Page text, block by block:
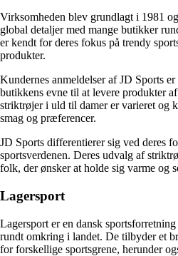
Virksomheden blev grundlagt i 1981
global detaljer med mange butikker
er kendt for deres fokus på trendy
produkter.
Kundernes anmeldelser af JD Sports
butikkens evne til at levere produkter
striktrøjer i uld til damer er varieret og
smag og præferencer.
JD Sports differentierer sig ved deres
sportsverdenen. Deres udvalg af
folk, der ønsker at holde sig varme og
Lagersport
Lagersport er en dansk
rundt omkring i landet. De tilbyder et
for forskellige sportsgrene, herunder